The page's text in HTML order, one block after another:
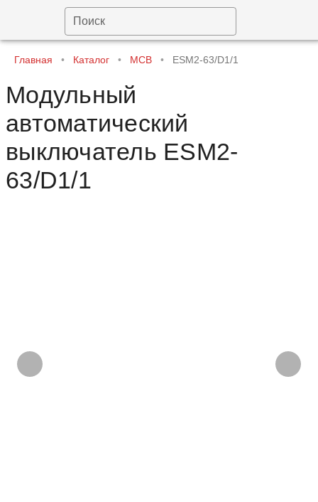
Поиск
Главная • Каталог • MCB • ESM2-63/D1/1
Модульный
автоматический
выключатель ESM2-
63/D1/1